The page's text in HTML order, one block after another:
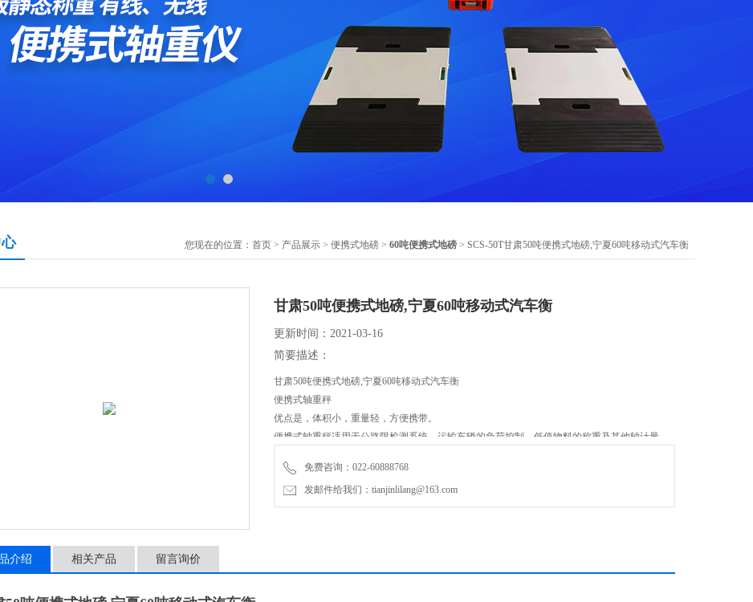
您现在的位置： 首页 > 产品展示 > 便携式地磅 > 60吨便携式地磅 > SCS-50T甘肃50吨便携式地磅,宁夏60吨移动式汽车衡
甘肃50吨便携式地磅,宁夏60吨移动式汽车衡
更新时间：2021-03-16
简要描述：
甘肃50吨便携式地磅,宁夏60吨移动式汽车衡
便携式轴重秤
优点是，体积小，重量轻，方便携带。
便携式轴重秤适用于公路限检测系统，运输车辆的负荷控制，低值物料的称重及其他轴计量
免费咨询：022-60888768
发邮件给我们：tianjinlilang@163.com
介绍 相关产品 留言询价